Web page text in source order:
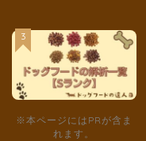
※本ページにはPRが含ま
れます。
3